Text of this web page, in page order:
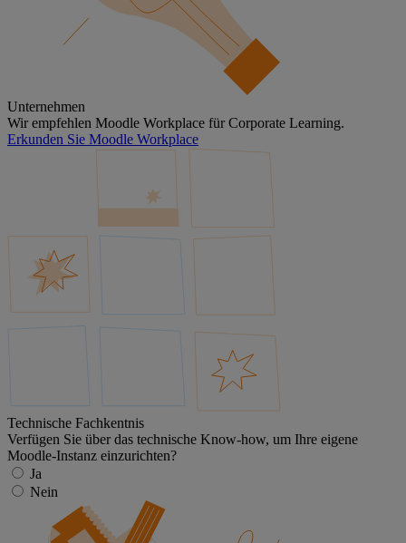
Unternehmen
Wir empfehlen Moodle Workplace für Corporate Learning.
Erkunden Sie Moodle Workplace
Technische Fachkentnis
Verfügen Sie über das technische Know-how, um Ihre eigene
Moodle-Instanz einzurichten?
Ja
Nein